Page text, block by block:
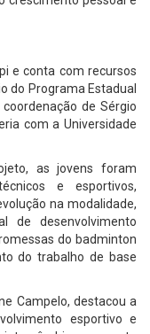
e conta com recursos
do Programa Estadual
de Sérgio
com a Universidade
as jovens foram
e esportivos,
na modalidade,
de desenvolvimento
do badminton
do trabalho de base
Campelo, destacou a
esportivo e